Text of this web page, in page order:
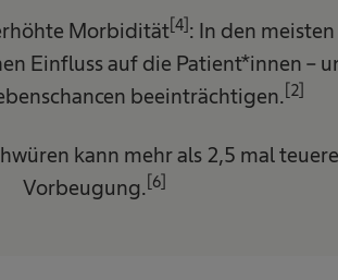
Morbidität[4]: In den
Einfluss auf die Patient*innen –
beeinträchtigen.[2]
kann mehr als 2,5 mal
Vorbeugung.[6]